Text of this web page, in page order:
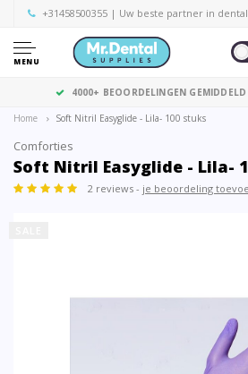
+31458500355 | Uw beste partner in
MENU
GRATIS VERZENDING VANAF €
Home Soft Nitril Easyglide - Lila- 100 stuks
Comforties
Soft Nitril Easyglide - Lila-
2 reviews - je beoordeling